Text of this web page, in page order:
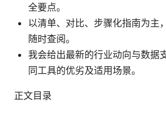
全要点。
以清单、对比、步骤化指南为主
随时查阅。
我会给出最新的行业动向与数据
同工具的优劣及适用场景。
正文目录